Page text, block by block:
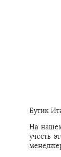
Бутик
На
учесть